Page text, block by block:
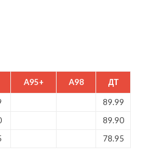
A95+ A98 ДТ
89.99
89.90
78.95